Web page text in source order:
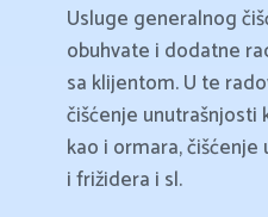
Usluge generalnog
obuhvate i dodatne
sa klijentom. U te
čišćenje unutrašnjosti
kao i ormara,
i frižidera i sl.